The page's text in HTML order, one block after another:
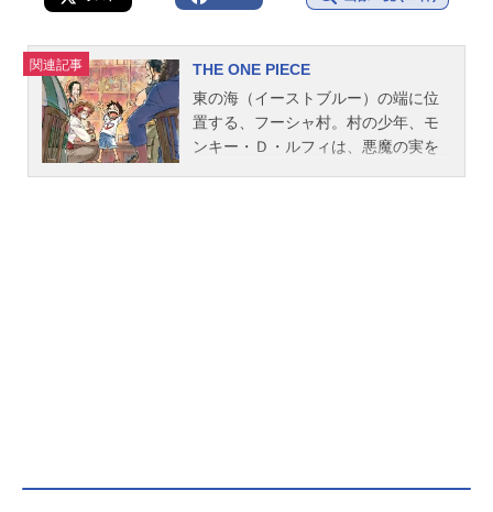
関連記事
THE ONE PIECE
東の海（イーストブルー）の端に位
置する、フーシャ村。村の少年、モ
ンキー・Ｄ・ルフィは、悪魔の実を
年2月～Netflixにて話数シーズン1：